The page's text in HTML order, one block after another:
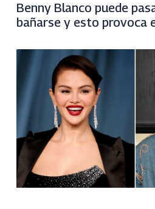
Benny Blanco puede
bañarse y esto provoca